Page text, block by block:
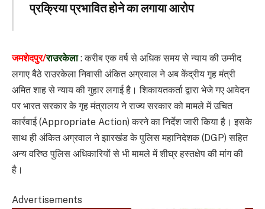
प्रक्रिया प्रभावित होने का लगाया आरोप
जमशेदपुर/राउरकेला: करीब एक वर्ष से अधिक समय से न्याय की उम्मीद
लगाए बैठे राउरकेला निवासी अंकित अग्रवाल ने अब केंद्रीय गृह मंत्री
अमित शाह से न्याय की गुहार लगाई है। शिकायतकर्ता द्वारा भेजे गए आवेदन
पर भारत सरकार के गृह मंत्रालय ने राज्य सरकार को मामले में उचित
कार्रवाई (Appropriate Action) करने का निर्देश जारी किया है। इसके
साथ ही अंकित अग्रवाल ने झारखंड के पुलिस महानिदेशक (DGP) सहित
अन्य वरिष्ठ पुलिस अधिकारियों से भी मामले में शीघ्र हस्तक्षेप की मांग की
है।
Advertisements